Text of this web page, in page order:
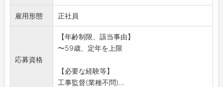
*監督業務についてのレクチャーを受けた後、現
場責任者・監督と
して現場管理に従事し、顧客との工事工程管
理、従事者の教育・
指導を行っていただきます。
【変更範囲:変更なし】
雇用形態 正社員
応募資格
【年齢制限、該当事由】
〜59歳、定年を上限
【必要な経験等】
工事監督(業種不問)...